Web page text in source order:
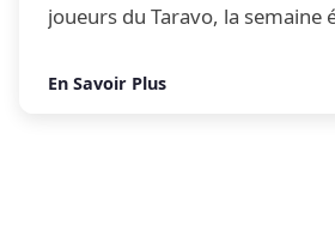
joueurs du Taravo, la semaine
Open de blitz
En Savoir Plus